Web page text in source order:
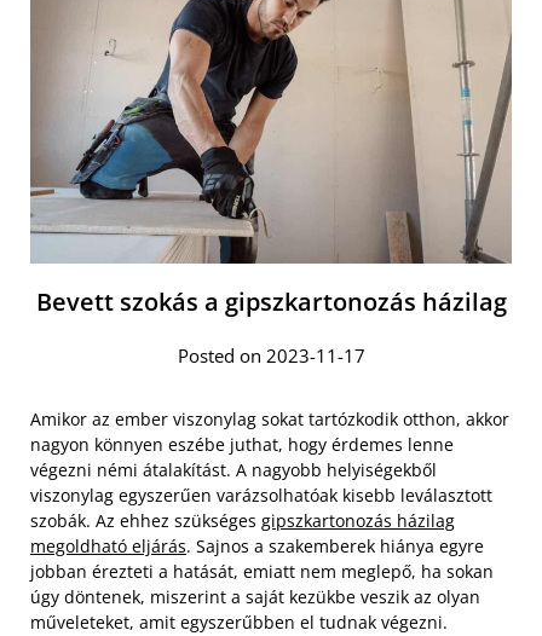
Bevett szokás a gipszkartonozás házilag
Posted on 2023-11-17
Amikor az ember viszonylag sokat tartózkodik otthon, akkor
nagyon könnyen eszébe juthat, hogy érdemes lenne
végezni némi átalakítást. A nagyobb helyiségekből
viszonylag egyszerűen varázsolhatóak kisebb leválasztott
szobák. Az ehhez szükséges gipszkartonozás házilag
megoldható eljárás. Sajnos a szakemberek hiánya egyre
jobban érezteti a hatását, emiatt nem meglepő, ha sokan
úgy döntenek, miszerint a saját kezükbe veszik az olyan
műveleteket, amit egyszerűbben el tudnak végezni.